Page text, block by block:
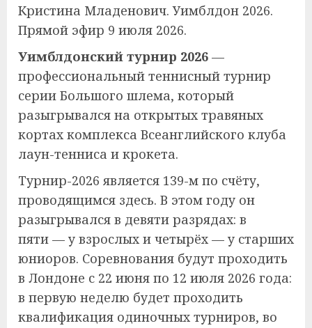
Кристина Младенович. Уимблдон 2026.
Прямой эфир 9 июля 2026.
Уимблдонский турнир 2026 —
профессиональный теннисный турнир
серии Большого шлема, который
разыгрывался на открытых травяных
кортах комплекса Всеанглийского клуба
лаун-тенниса и крокета.
Турнир-2026 является 139-м по счёту,
проводящимся здесь. В этом году он
разыгрывался в девяти разрядах: в
пяти — у взрослых и четырёх — у старших
юниоров. Соревнования будут проходить
в Лондоне с 22 июня по 12 июля 2026 года:
в первую неделю будет проходить
квалификация одиночных турниров, во